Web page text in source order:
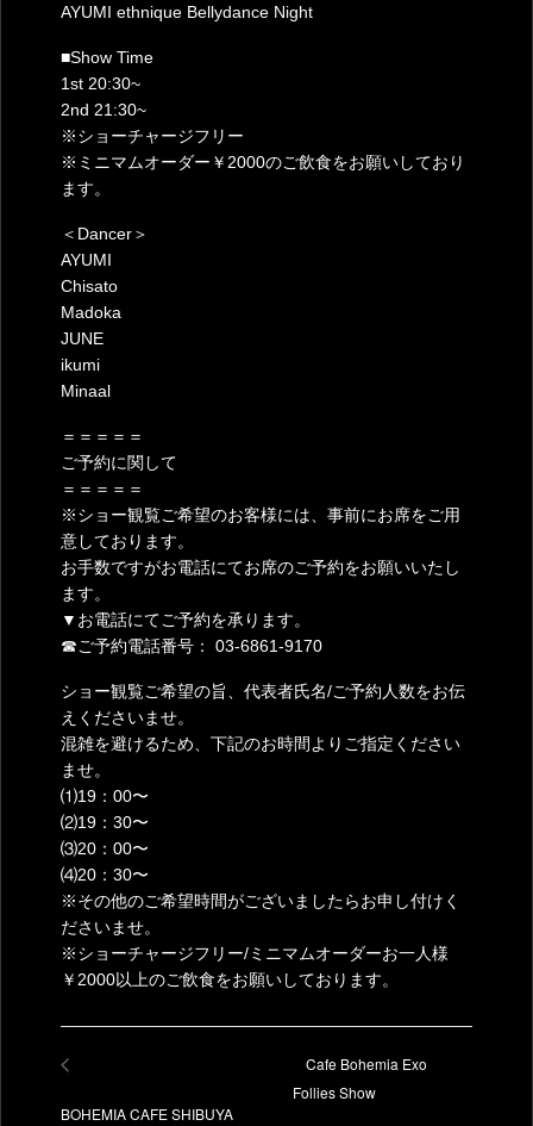
AYUMI ethnique Bellydance Night
■Show Time
1st 20:30~
2nd 21:30~
※ショーチャージフリー
※ミニマムオーダー￥2000のご飲食をお願いしており
ます。
＜Dancer＞
AYUMI
Chisato
Madoka
JUNE
ikumi
Minaal
＝＝＝＝＝
ご予約に関して
＝＝＝＝＝
※ショー観覧ご希望のお客様には、事前にお席をご用
意しております。
お手数ですがお電話にてお席のご予約をお願いいたし
ます。
▼お電話にてご予約を承ります。
☎ご予約電話番号： 03-6861-9170
ショー観覧ご希望の旨、代表者氏名/ご予約人数をお伝
えくださいませ。
混雑を避けるため、下記のお時間よりご指定ください
ませ。
⑴19：00〜
⑵19：30〜
⑶20：00〜
⑷20：30〜
※その他のご希望時間がございましたらお申し付けく
ださいませ。
※ショーチャージフリー/ミニマムオーダーお一人様
￥2000以上のご飲食をお願いしております。
BOHEMIA CAFE SHIBUYA
Cafe Bohemia Exo
Follies Show